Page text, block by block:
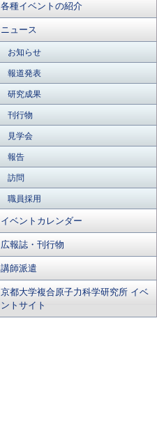
各種イベントの紹介
ニュース
お知らせ
報道発表
研究成果
刊行物
見学会
報告
訪問
職員採用
イベントカレンダー
広報誌・刊行物
講師派遣
京都大学複合原子力科学研究所 イベ
ントサイト